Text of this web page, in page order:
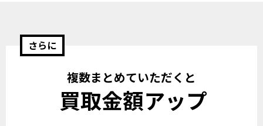
さらに
複数まとめていただくと
買取金額アップ